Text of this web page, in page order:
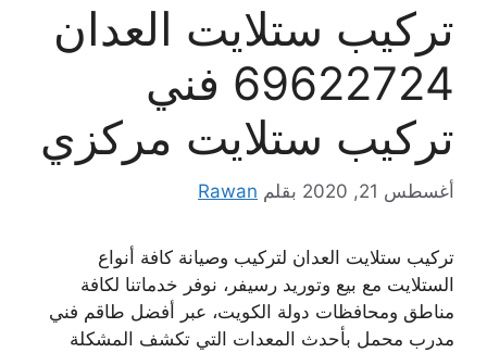
تركيب ستلايت العدان
69622724 فني
تركيب ستلايت مركزي
أغسطس 21, 2020 بقلم Rawan
تركيب ستلايت العدان لتركيب وصيانة كافة أنواع
الستلايت مع بيع وتوريد رسيفر، نوفر خدماتنا لكافة
مناطق ومحافظات دولة الكويت، عبر أفضل طاقم فني
مدرب محمل بأحدث المعدات التي تكشف المشكلة